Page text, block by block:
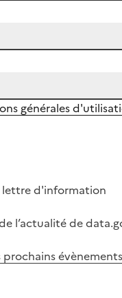
générales
lettre d'information
l’actualité de
prochains évènements